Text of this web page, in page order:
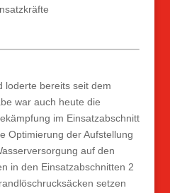
loderte bereits seit dem
war auch heute die
im Einsatzabschnitt
Optimierung der Aufstellung
auf den
in den Einsatzabschnitten 2
setzen